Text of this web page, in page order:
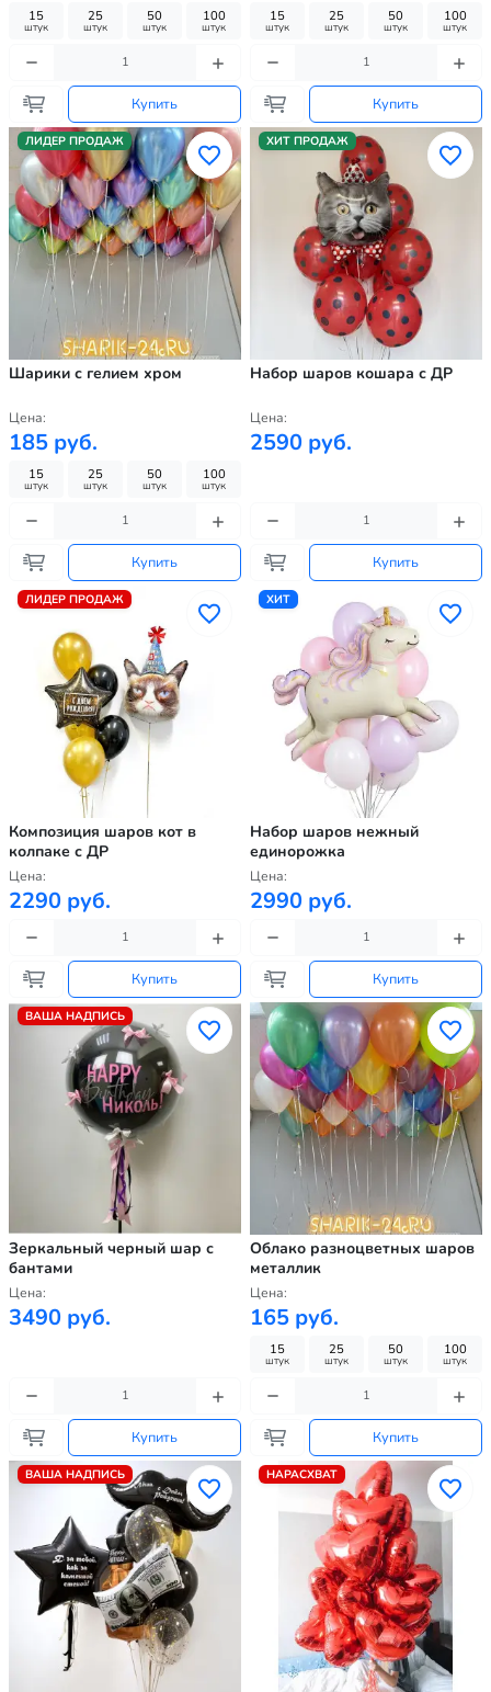
15
штук
25
штук
50
штук
100
штук
Купить
15
штук
25
штук
50
штук
100
штук
Купить
ЛИДЕР ПРОДАЖ
Шарики с гелием хром
Цена:
185 руб.
15
штук
25
штук
50
штук
100
штук
Купить
ХИТ ПРОДАЖ
Набор шаров кошара с ДР
Цена:
2590 руб.
Купить
ЛИДЕР ПРОДАЖ
Композиция шаров кот в
колпаке с ДР
Цена:
2290 руб.
Купить
ХИТ
Набор шаров нежный
единорожка
Цена:
2990 руб.
Купить
ВАША НАДПИСЬ
Зеркальный черный шар с
бантами
Цена:
3490 руб.
Купить
Облако разноцветных шаров
металлик
Цена:
165 руб.
15
штук
25
штук
50
штук
100
штук
Купить
ВАША НАДПИСЬ НАРАСХВАТ